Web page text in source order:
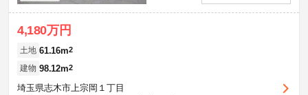
4,180万円
土地 61.16m2
建物 98.12m2
埼玉県志木市上宗岡１丁目